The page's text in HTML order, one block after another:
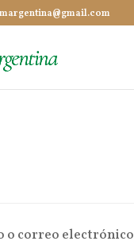
o correo electrónico